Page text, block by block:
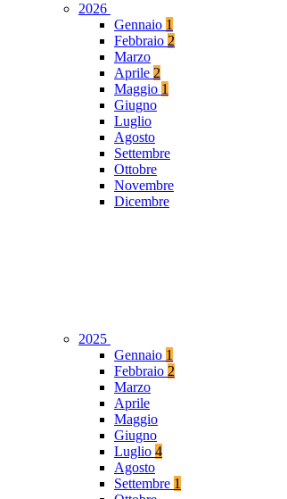
2026
Gennaio 1
Febbraio 2
Marzo
Aprile 2
Maggio 1
Giugno
Luglio
Agosto
Settembre
Ottobre
Novembre
Dicembre
2025
Gennaio 1
Febbraio 2
Marzo
Aprile
Maggio
Giugno
Luglio 4
Agosto
Settembre 1